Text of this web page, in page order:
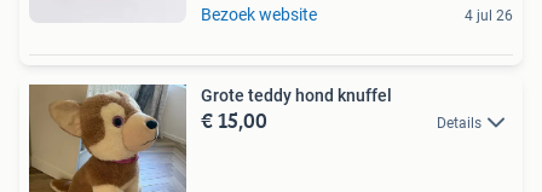
Bezoek website 4 jul 26
Grote teddy hond knuffel
€ 15,00 Details